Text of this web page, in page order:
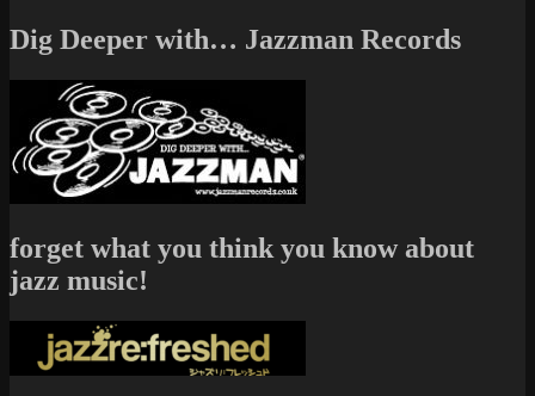
Dig Deeper with… Jazzman Records
forget what you think you know about
jazz music!